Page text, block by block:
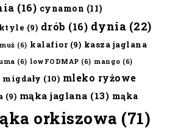
(16) cynamon (11)
(9) drób (16) dynia (22)
(6) kalafior(9) kasza jaglana
(6) lowFODMAP (6) mango (6)
migdały (10) mleko ryżowe
(9) mąka jaglana (13) mąka
orkiszowa (71)